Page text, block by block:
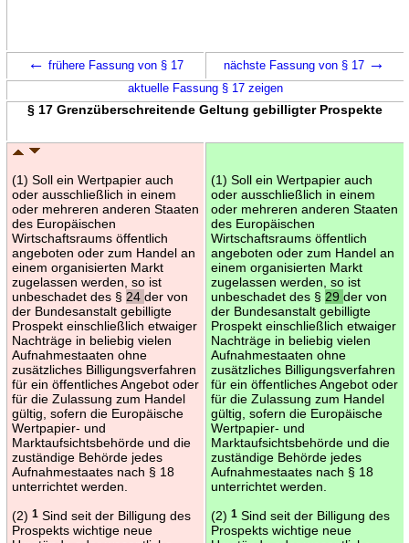
← frühere Fassung von § 17 nächste Fassung von § 17 →
aktuelle Fassung § 17 zeigen
§ 17 Grenzüberschreitende Geltung gebilligter Prospekte
(1) Soll ein Wertpapier auch
oder ausschließlich in einem
oder mehreren anderen Staaten
des Europäischen
Wirtschaftsraums öffentlich
angeboten oder zum Handel an
einem organisierten Markt
zugelassen werden, so ist
unbeschadet des § 24 der von
der Bundesanstalt gebilligte
Prospekt einschließlich etwaiger
Nachträge in beliebig vielen
Aufnahmestaaten ohne
zusätzliches Billigungsverfahren
für ein öffentliches Angebot oder
für die Zulassung zum Handel
gültig, sofern die Europäische
Wertpapier- und
Marktaufsichtsbehörde und die
zuständige Behörde jedes
Aufnahmestaates nach § 18
unterrichtet werden.
(2) 1Sind seit der Billigung des
Prospekts wichtige neue
(1) Soll ein Wertpapier auch
oder ausschließlich in einem
oder mehreren anderen Staaten
des Europäischen
Wirtschaftsraums öffentlich
angeboten oder zum Handel an
einem organisierten Markt
zugelassen werden, so ist
unbeschadet des § 29 der von
der Bundesanstalt gebilligte
Prospekt einschließlich etwaiger
Nachträge in beliebig vielen
Aufnahmestaaten ohne
zusätzliches Billigungsverfahren
für ein öffentliches Angebot oder
für die Zulassung zum Handel
gültig, sofern die Europäische
Wertpapier- und
Marktaufsichtsbehörde und die
zuständige Behörde jedes
Aufnahmestaates nach § 18
unterrichtet werden.
(2) 1Sind seit der Billigung des
Prospekts wichtige neue